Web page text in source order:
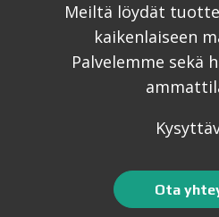
Meiltä löydät
kaikenlaiseen
Palvelemme sekä
Ota